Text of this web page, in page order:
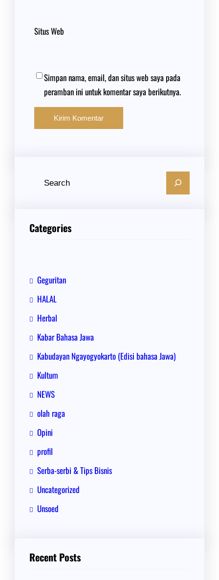
Situs Web
Simpan nama, email, dan situs web saya pada
peramban ini untuk komentar saya berikutnya.
Categories
Geguritan
HALAL
Herbal
Kabar Bahasa Jawa
Kabudayan Ngayogyokarto (Edisi bahasa Jawa)
Kultum
NEWS
olah raga
Opini
profil
Serba-serbi & Tips Bisnis
Uncategorized
Unsoed
Recent Posts